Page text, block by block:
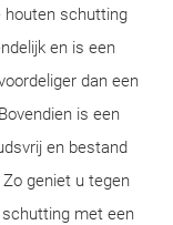
houten schutting
en is een
dan een
is een
en bestand
geniet u tegen
met een